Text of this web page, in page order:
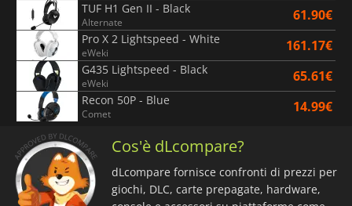
TUF H1 Gen II - Black
Alternate 61.90€
Pro X 2 Lightspeed - White
eWeki 161.17€
G435 Lightspeed - Black
eWeki 65.61€
Recon 50P - Blue
Comet 14.99€
Cos'è dLcompare?
dLcompare fornisce confronti di prezzi per
giochi, DLC, carte prepagate, hardware,